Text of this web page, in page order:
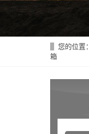
您的位置：
箱